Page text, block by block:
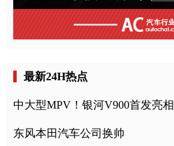
最新24H热点
中大型MPV！银河V900首发亮相
东风本田汽车公司换帅